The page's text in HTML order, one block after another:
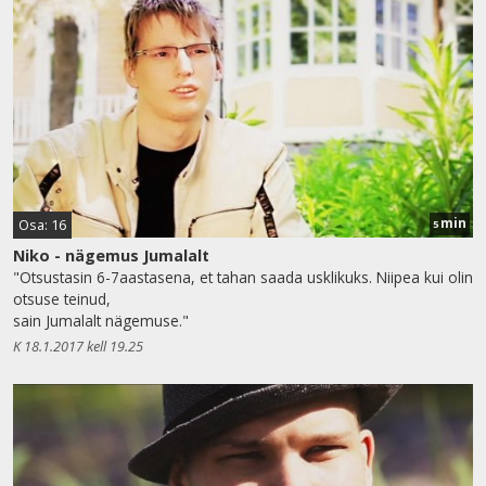
Osa: 16 5 min
Niko - nägemus Jumalalt
"Otsustasin 6-7aastasena, et tahan saada usklikuks. Niipea kui olin
otsuse teinud,
sain Jumalalt nägemuse."
K 18.1.2017 kell 19.25